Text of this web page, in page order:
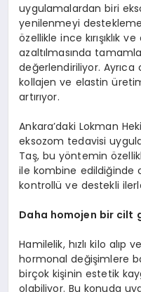
uygulamalardan biri
yenilenmeyi
özellikle ince kırışıklık
azaltılmasında
değerlendiriliyor.
kollajen ve elastin
artırıyor.
Ankara’daki Lokman
eksozom tedavisi
Taş, bu yöntemin
ile kombine edildiğinde
kontrollü ve destekli
Daha homojen bir cilt
Hamilelik, hızlı kilo
hormonal değişimlere
birçok kişinin estetik
olabiliyor. Bu konuda